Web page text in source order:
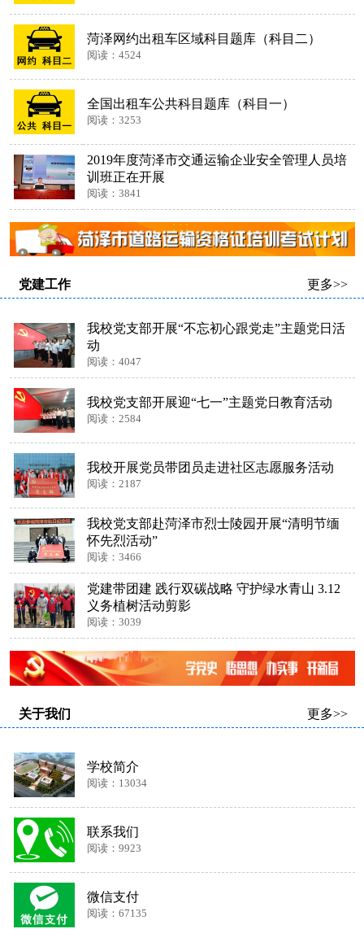
菏泽网约出租车区域科目题库（科目二）
阅读：4524
全国出租车公共科目题库（科目一）
阅读：3253
2019年度菏泽市交通运输企业安全管理人员培
训班正在开展
阅读：3841
党建工作 更多>>
我校党支部开展“不忘初心跟党走”主题党日活
动
阅读：4047
我校党支部开展迎“七一”主题党日教育活动
阅读：2584
我校开展党员带团员走进社区志愿服务活动
阅读：2187
我校党支部赴菏泽市烈士陵园开展“清明节缅
怀先烈活动”
阅读：3466
党建带团建 践行双碳战略 守护绿水青山 3.12
义务植树活动剪影
阅读：3039
关于我们 更多>>
学校简介
阅读：13034
联系我们
阅读：9923
微信支付
阅读：67135